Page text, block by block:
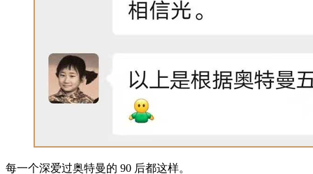
每一个深爱过奥特曼的 90 后都这样。